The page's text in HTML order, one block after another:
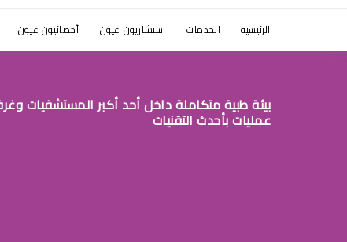
الرئيسية الخدمات استشاريون عيون أخصائيون عيون
بيئة طبية متكاملة داخل أحد أكبر المستشفيات
عمليات بأحدث التقنيات